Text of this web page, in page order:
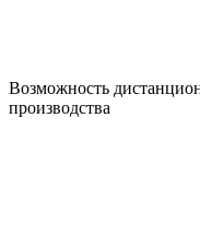
Возможность
производства